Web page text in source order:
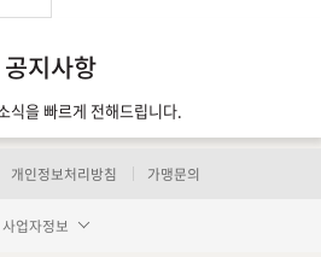
공지사항
식을 빠르게 전해드립니다.
개인정보처리방침 가맹문의
사업자정보